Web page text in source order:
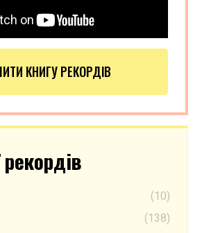
КНИГУ РЕКОРДІВ
рекордів
(10)
(138)